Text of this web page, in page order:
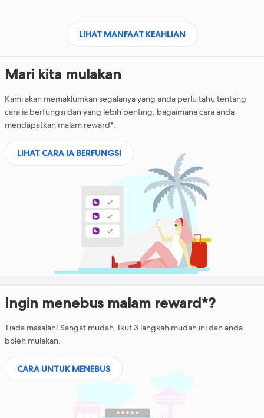
LIHAT MANFAAT KEAHLIAN
Mari kita mulakan
Kami akan memaklumkan segalanya yang anda perlu tahu tentang
cara ia berfungsi dan yang lebih penting, bagaimana cara anda
mendapatkan malam reward*.
LIHAT CARA IA BERFUNGSI
Ingin menebus malam reward*?
Tiada masalah! Sangat mudah. Ikut 3 langkah mudah ini dan anda
boleh mulakan.
CARA UNTUK MENEBUS